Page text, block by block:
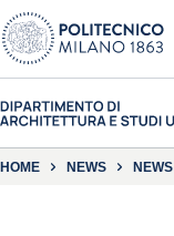
HOME NEWS NEWS